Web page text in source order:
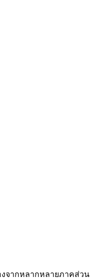
งจากหลากหลายภาคส่วน